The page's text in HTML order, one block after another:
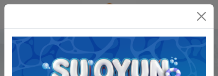
Faaliyet Raporları